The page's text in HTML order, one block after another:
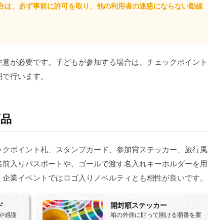
は、必ず事前に許可を取り、他の利用者の迷惑にならない動線
が必要です。子どもが参加する場合は、チェックポイント
行います。
ポイント札、スタンプカード、参加賞ステッカー、旅行風
入りパスポートや、ゴールで渡す名入れキーホルダーを用
業イベントではロゴ入りノベルティとも相性が良いです。
感謝
開封順ステッカー
箱の外側に貼って開ける順番を案